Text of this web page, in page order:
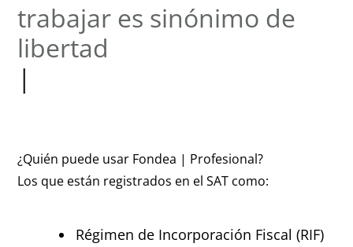
trabajar es sinón
|
Los que están registrados en el SAT como:
Régimen Simplificado de Confianza